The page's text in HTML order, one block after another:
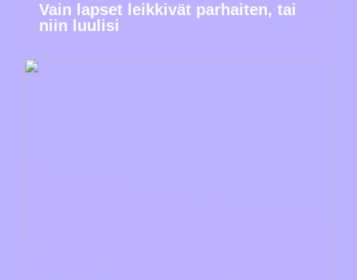
Vain lapset leikkivät parhaiten, tai
niin luulisi